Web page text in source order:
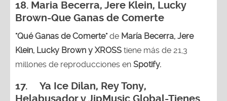
18. Maria Becerra, Jere Klein, Lucky
Brown-Que Ganas de Comerte
"Qué Ganas de Comerte"de María Becerra, Jere
Klein, Lucky Brown y XROSS tiene más de 21,3
millones de reproducciones en Spotify.
17. Ya Ice Dilan, Rey Tony,